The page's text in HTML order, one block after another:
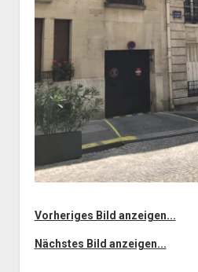
Vorheriges Bild anzeigen...
Nächstes Bild anzeigen...